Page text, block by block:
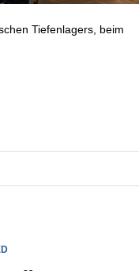
Tiefenlagers, beim